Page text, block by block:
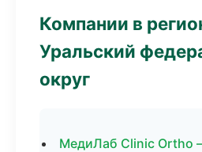
Компании в
Уральский
округ
МедиЛаб Clinic Ortho